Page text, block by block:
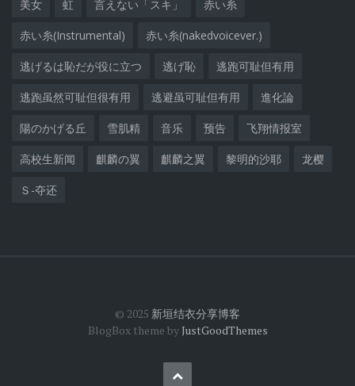
美女 虹 言えない「スキ」 赤い糸
赤い糸(Instrumental) 赤い糸(nakedvoicever.)
逃げるは恥だが役に立つ 逃げ恥 逃跑可耻但有用
逃跑虽然可耻但很有用 逃避虽可耻但有用 進化論
陽のかげる丘 雪肌精 音乐 预告 飞翔情报室
高校生新闻 麒麟の翼 麒麟之翼 黎明的沙耶 龙樱
Ｓ-夺还
© 2025 新垣结衣分享博客
BlogBox theme byJustGoodThemes